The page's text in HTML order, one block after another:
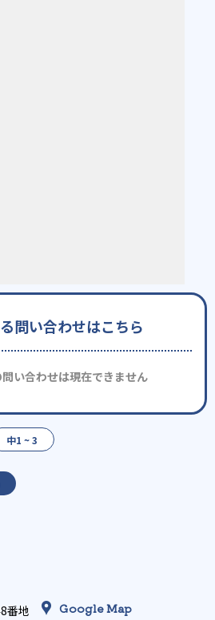
問い合わせはこちら
い合わせは現在できません
中1 ~ 3
番地 Google Map